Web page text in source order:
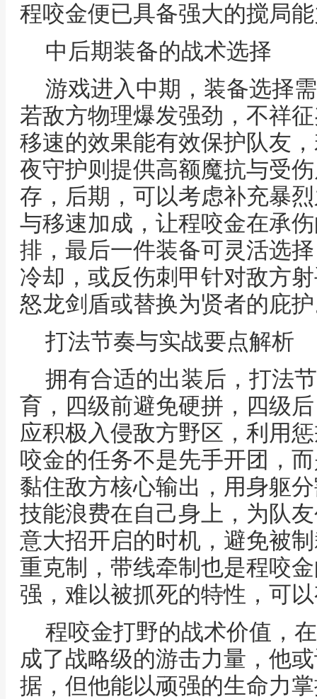
程咬金便已具备强大的搅局
中后期装备的战术选择
游戏进入中期，装备选择
若敌方物理爆发强劲，不祥
移速的效果能有效保护队友
夜守护则提供高额魔抗与受
存，后期，可以考虑补充暴
与移速加成，让程咬金在承
排，最后一件装备可灵活选
冷却，或反伤刺甲针对敌方
怒龙剑盾或替换为贤者的庇
打法节奏与实战要点解析
拥有合适的出装后，打法
育，四级前避免硬拼，四级
应积极入侵敌方野区，利用
咬金的任务不是先手开团，
黏住敌方核心输出，用身躯
技能浪费在自己身上，为队
意大招开启的时机，避免被
重克制，带线牵制也是程咬
强，难以被抓死的特性，可
程咬金打野的战术价值，
成了战略级的游击力量，他
据，但他能以顽强的生命力